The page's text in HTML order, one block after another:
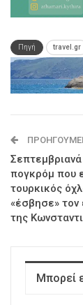
Πηγή travel.gr
πογκρόμ που
τουρκικός
«έσβησε» τον
της
Μπορεί